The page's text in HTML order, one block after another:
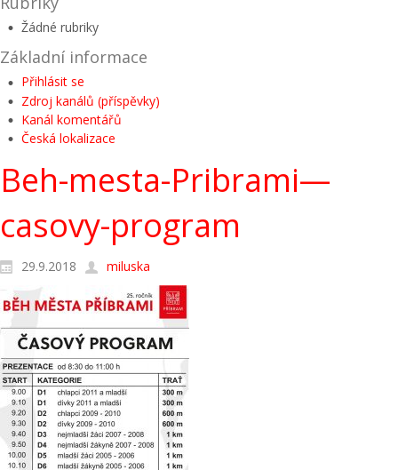
Žádné rubriky
Základní informace
Přihlásit se
Zdroj kanálů (příspěvky)
Kanál komentářů
Česká lokalizace
Beh-mesta-Pribrami—
casovy-program
29.9.2018 miluska